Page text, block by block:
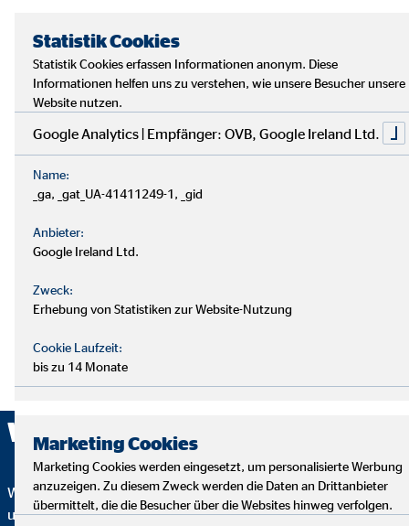
Wir sind ausgezeichnet!
Wir wurden mehrfach ausgezeichnet – ein starkes Zeichen für
unser Engagement in Qualität, Fairness und Nachhaltigkeit.
Statistik Cookies
Statistik Cookies erfassen Informationen anonym. Diese
Informationen helfen uns zu verstehen, wie unsere Besucher unsere
Website nutzen.
Google Analytics | Empfänger: OVB, Google Ireland Ltd.
Name:
_ga, _gat_UA-41411249-1, _gid
Anbieter:
Google Ireland Ltd.
Zweck:
Erhebung von Statistiken zur Website-Nutzung
Cookie Laufzeit:
bis zu 14 Monate
Marketing Cookies
Marketing Cookies werden eingesetzt, um personalisierte Werbung
anzuzeigen. Zu diesem Zweck werden die Daten an Drittanbieter
übermittelt, die die Besucher über die Websites hinweg verfolgen.